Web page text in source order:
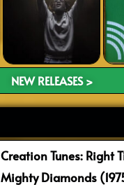
NEW RELEASES >
Creation Tunes: Right
Mighty Diamonds